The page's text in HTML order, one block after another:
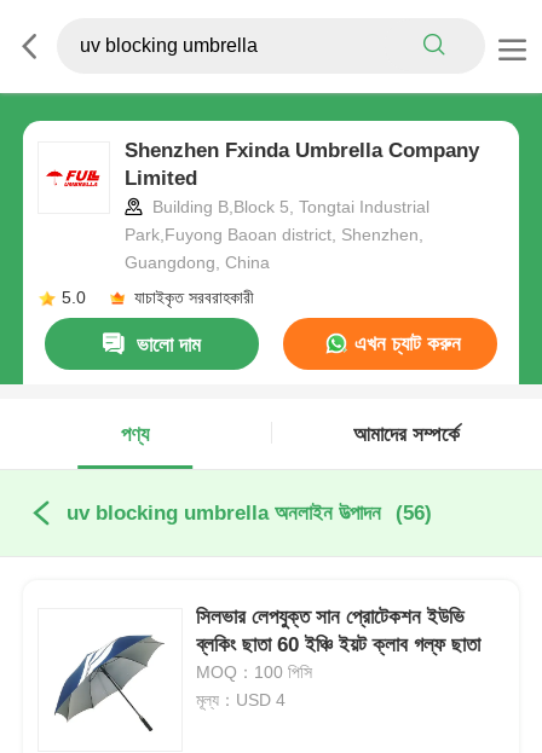
Shenzhen Fxinda Umbrella Company
Limited
Building B,Block 5, Tongtai Industrial
Park,Fuyong Baoan district, Shenzhen,
Guangdong, China
5.0
যাচাইকৃত সরবরাহকারী
ভালো দাম এখন চ্যাট করুন
পণ্য আমাদের সম্পর্কে
uv blocking umbrella অনলাইন উত্পাদন (56)
সিলভার লেপযুক্ত সান প্রোটেকশন ইউভি
ব্লকিং ছাতা 60 ইঞ্চি ইয়ট ক্লাব গল্ফ ছাতা
MOQ：100 পিসি
মূল্য：USD 4